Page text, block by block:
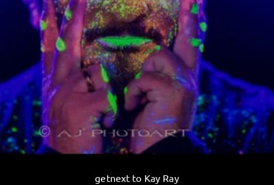
getnext to Kay Ray